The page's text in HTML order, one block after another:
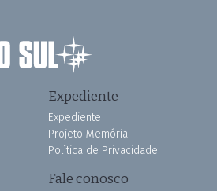
Expediente
Expediente
Projeto Memória
Política de Privacidade
Fale conosco